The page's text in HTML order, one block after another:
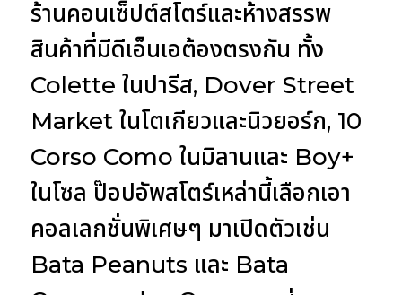
ร้านคอนเซ็ปต์สโตร์และห้างสรรพ
สินค้าที่มีดีเอ็นเอต้องตรงกัน ทั้ง
Colette ในปารีส, Dover Street
Market ในโตเกียวและนิวยอร์ก, 10
Corso Como ในมิลานและ Boy+
ในโซล ป๊อปอัพสโตร์เหล่านี้เลือกเอา
คอลเลกชั่นพิเศษๆ มาเปิดตัวเช่น
Bata Peanuts และ Bata